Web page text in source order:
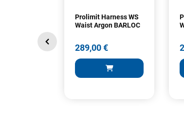
Prolimit Harness WS
Waist Argon BARLOC
289,00 €